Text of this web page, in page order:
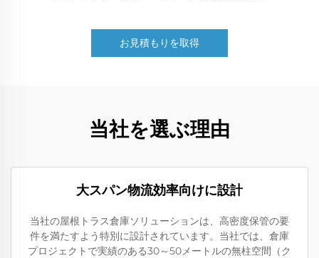
お見積もりを取得
当社を選ぶ理由
大スパン物流効率向けに設計
当社の屋根トラス倉庫ソリューションは、高密度保管の要
件を満たすよう特別に設計されています。当社では、倉庫
プロジェクトで実績のある30～50メートルの無柱空間（ク